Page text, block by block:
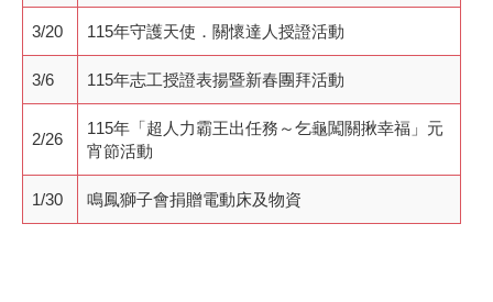
3/20 115年守護天使．關懷達人授證活動
3/6 115年志工授證表揚暨新春團拜活動
2/26
115年「超人力霸王出任務～乞龜闖關揪幸福」元
宵節活動
1/30 鳴鳳獅子會捐贈電動床及物資